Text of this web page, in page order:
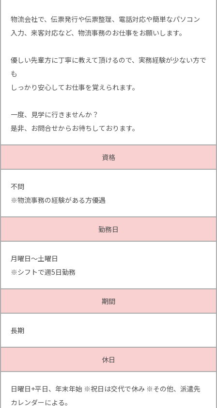
物流会社で、伝票発行や伝票整理、電話対応や簡単なパソコン
入力、来客対応など、物流事務のお仕事をお願いします。
優しい先輩方に丁寧に教えて頂けるので、実務経験が少ない方で
も
しっかり安心してお仕事を覚えられます。
一度、見学に行きませんか？
是非、お問合せからお待ちしております。
資格
不問
※物流事務の経験がある方優遇
勤務日
月曜日～土曜日
※シフトで週5日勤務
期間
長期
休日
日曜日+平日、年末年始 ※祝日は交代で休み ※その他、派遣先
カレンダーによる。